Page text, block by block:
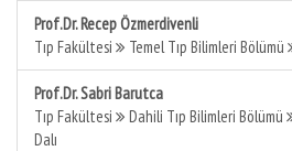
Prof.Dr. Recep Özmerdivenli
Tıp Fakültesi
Temel Tıp Bilimleri Bölümü
Prof.Dr. Sabri Barutca
Tıp Fakültesi
Dahili Tıp Bilimleri Bölümü
Dalı